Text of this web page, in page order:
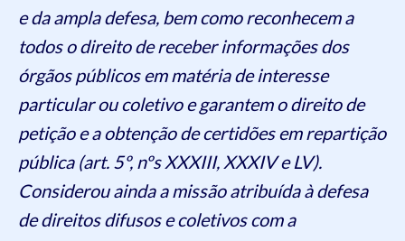
e da ampla defesa, bem como reconhecem a
todos o direito de receber informações dos
órgãos públicos em matéria de interesse
particular ou coletivo e garantem o direito de
petição e a obtenção de certidões em repartição
pública (art. 5º, nºs XXXIII, XXXIV e LV).
Considerou ainda a missão atribuída à defesa
de direitos difusos e coletivos com a